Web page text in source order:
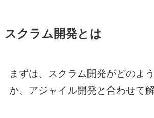
スクラム開発とは
まずは、スクラム開発がどのよ
か、アジャイル開発と合わせて解